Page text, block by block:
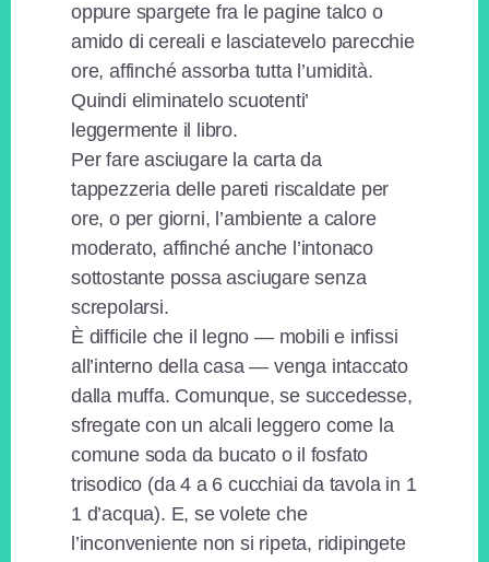
oppure spargete fra le pagine talco o
amido di cereali e lasciatevelo parecchie
ore, affinché assorba tutta l’umidità.
Quindi eliminatelo scuotenti’
leggermente il libro.
Per fare asciugare la carta da
tappezzeria delle pareti riscaldate per
ore, o per giorni, l’ambiente a calore
moderato, affinché anche l’intonaco
sottostante possa asciugare senza
screpolarsi.
È difficile che il legno — mobili e infissi
all’interno della casa — venga intaccato
dalla muffa. Comunque, se succedesse,
sfregate con un alcali leggero come la
comune soda da bucato o il fosfato
trisodico (da 4 a 6 cucchiai da tavola in 1
1 d’acqua). E, se volete che
l’inconveniente non si ripeta, ridipingete